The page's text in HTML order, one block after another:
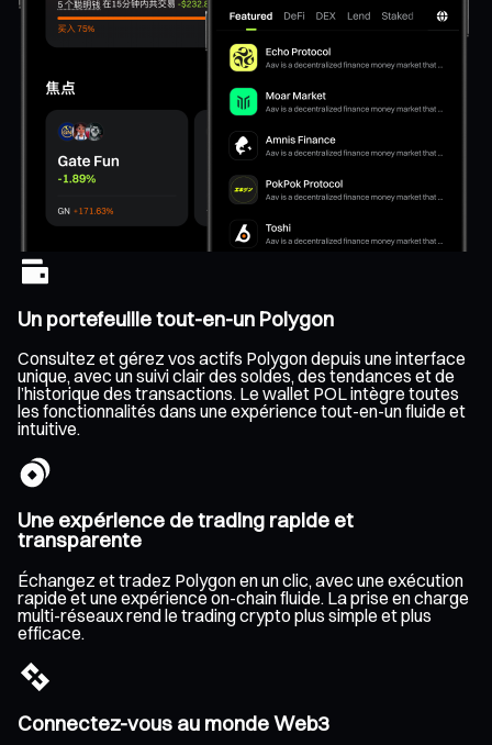
Un portefeuille tout-en-un Polygon
Consultez et gérez vos actifs Polygon depuis une interface
unique, avec un suivi clair des soldes, des tendances et de
l’historique des transactions. Le wallet POL intègre toutes
les fonctionnalités dans une expérience tout-en-un fluide et
intuitive.
Une expérience de trading rapide et
transparente
Échangez et tradez Polygon en un clic, avec une exécution
rapide et une expérience on-chain fluide. La prise en charge
multi-réseaux rend le trading crypto plus simple et plus
efficace.
Connectez-vous au monde Web3